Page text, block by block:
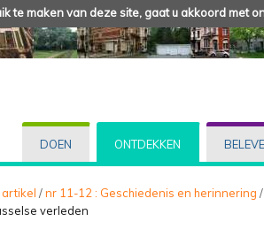
maken van deze site, gaat u akkoord met
DOEN ONTDEKKEN
artikel /nr 11-12 : Geschiedenis en herinnering /
verleden